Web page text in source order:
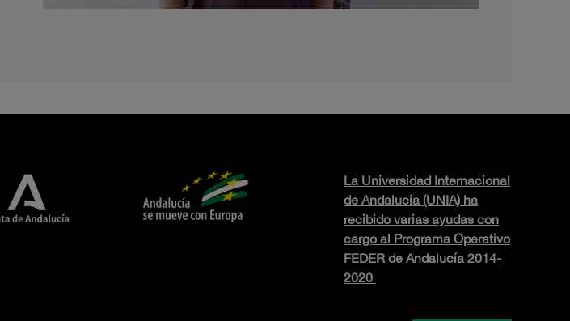
La Universidad Internacional
de Andalucía (UNIA) ha
recibido varias ayudas con
cargo al Programa Operativo
FEDER de Andalucía 2014-
2020